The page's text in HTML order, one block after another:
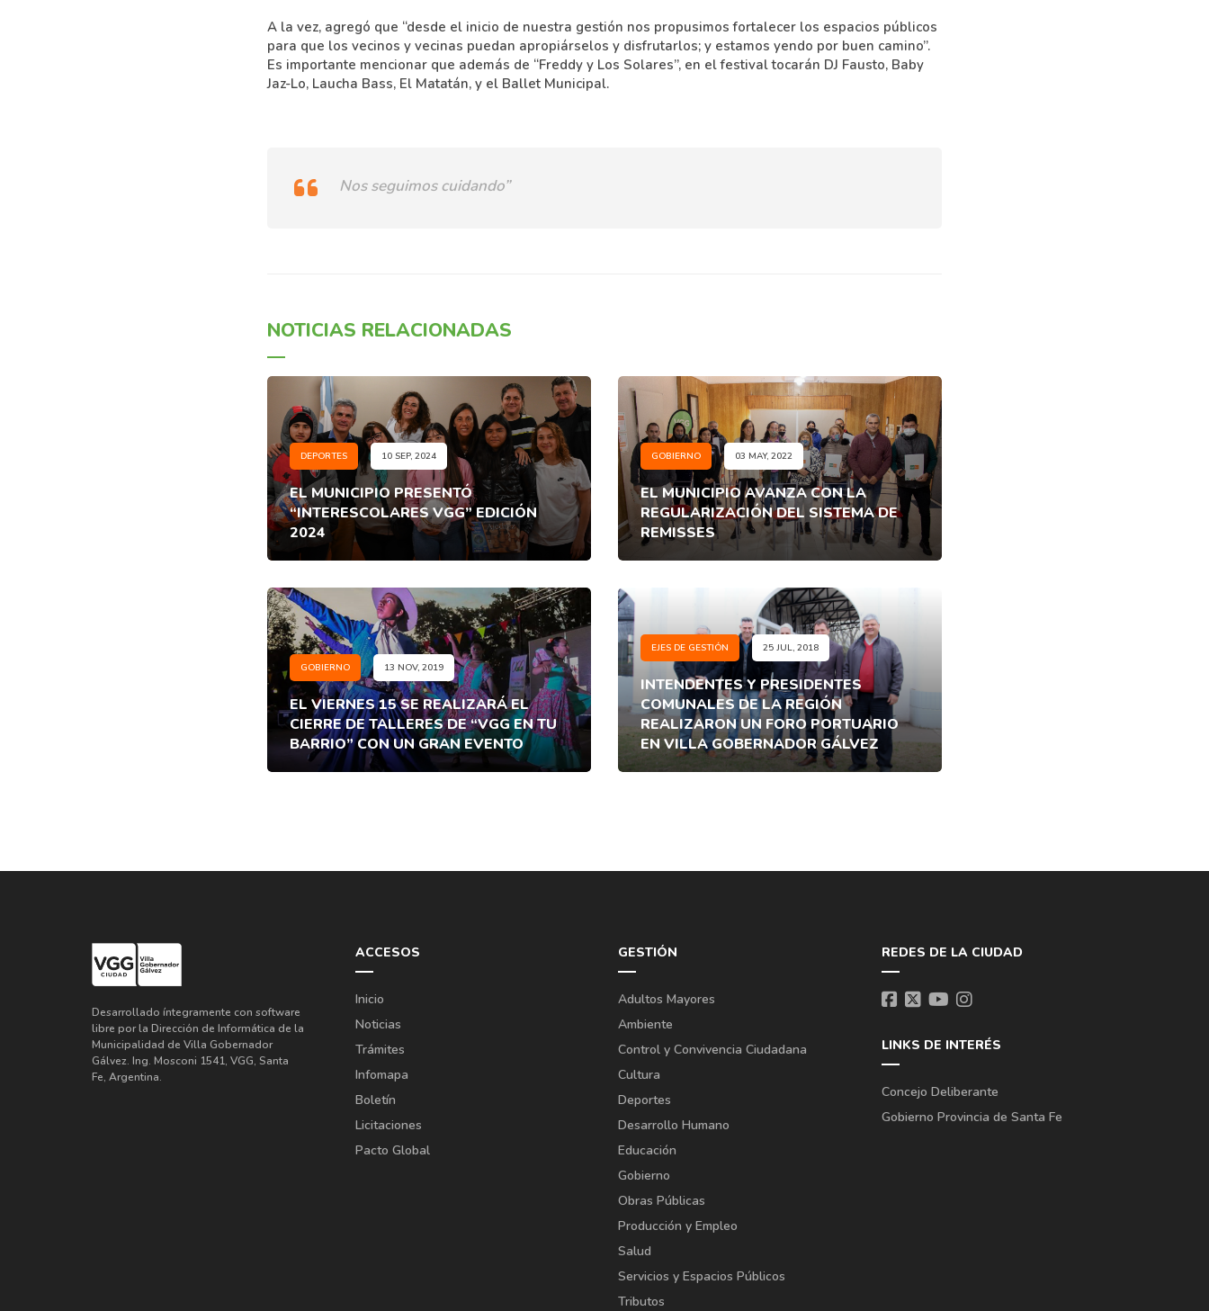
A la vez, agregó que “desde el inicio de nuestra gestión nos propusimos fortalecer los espacios públicos
para que los vecinos y vecinas puedan apropiárselos y disfrutarlos; y estamos yendo por buen camino”.
Es importante mencionar que además de “Freddy y Los Solares”, en el festival tocarán DJ Fausto, Baby
Jaz-Lo, Laucha Bass, El Matatán, y el Ballet Municipal.
Nos seguimos cuidando”
NOTICIAS RELACIONADAS
DEPORTES 10 SEP, 2024
EL MUNICIPIO PRESENTÓ
“INTERESCOLARES VGG” EDICIÓN
2024
GOBIERNO 03 MAY, 2022
EL MUNICIPIO AVANZA CON LA
REGULARIZACIÓN DEL SISTEMA DE
REMISSES
GOBIERNO 13 NOV, 2019
EL VIERNES 15 SE REALIZARÁ EL
CIERRE DE TALLERES DE “VGG EN TU
BARRIO” CON UN GRAN EVENTO
EJES DE GESTIÓN 25 JUL, 2018
INTENDENTES Y PRESIDENTES
COMUNALES DE LA REGIÓN
REALIZARON UN FORO PORTUARIO
EN VILLA GOBERNADOR GÁLVEZ
Desarrollado íntegramente con software
libre por la Dirección de Informática de la
Municipalidad de Villa Gobernador
Gálvez. Ing. Mosconi 1541, VGG, Santa
Fe, Argentina.
ACCESOS
Inicio
Noticias
Trámites
Infomapa
Boletín
Licitaciones
Pacto Global
GESTIÓN
Adultos Mayores
Ambiente
Control y Convivencia Ciudadana
Cultura
Deportes
Desarrollo Humano
Educación
Gobierno
Obras Públicas
Producción y Empleo
Salud
Servicios y Espacios Públicos
Tributos
REDES DE LA CIUDAD
LINKS DE INTERÉS
Concejo Deliberante
Gobierno Provincia de Santa Fe